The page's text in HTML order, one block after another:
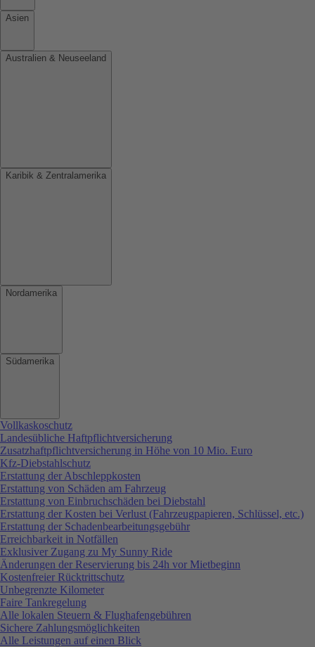
Asien
Australien & Neuseeland
Karibik & Zentralamerika
Nordamerika
Südamerika
Vollkaskoschutz
Landesübliche Haftpflichtversicherung
Zusatzhaftpflichtversicherung in Höhe von 10 Mio. Euro
Kfz-Diebstahlschutz
Erstattung der Abschleppkosten
Erstattung von Schäden am Fahrzeug
Erstattung von Einbruchschäden bei Diebstahl
Erstattung der Kosten bei Verlust (Fahrzeugpapieren, Schlüssel, etc.)
Erstattung der Schadenbearbeitungsgebühr
Erreichbarkeit in Notfällen
Exklusiver Zugang zu My Sunny Ride
Änderungen der Reservierung bis 24h vor Mietbeginn
Kostenfreier Rücktrittschutz
Unbegrenzte Kilometer
Faire Tankregelung
Alle lokalen Steuern & Flughafengebühren
Sichere Zahlungsmöglichkeiten
Alle Leistungen auf einen Blick